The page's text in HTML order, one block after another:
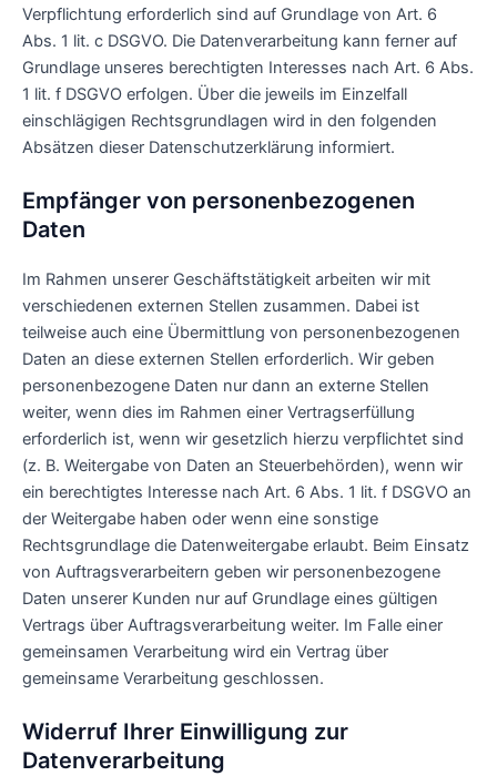
Verpflichtung erforderlich sind auf Grundlage von Art. 6
Abs. 1 lit. c DSGVO. Die Datenverarbeitung kann ferner auf
Grundlage unseres berechtigten Interesses nach Art. 6 Abs.
1 lit. f DSGVO erfolgen. Über die jeweils im Einzelfall
einschlägigen Rechtsgrundlagen wird in den folgenden
Absätzen dieser Datenschutzerklärung informiert.
Empfänger von personenbezogenen
Daten
Im Rahmen unserer Geschäftstätigkeit arbeiten wir mit
verschiedenen externen Stellen zusammen. Dabei ist
teilweise auch eine Übermittlung von personenbezogenen
Daten an diese externen Stellen erforderlich. Wir geben
personenbezogene Daten nur dann an externe Stellen
weiter, wenn dies im Rahmen einer Vertragserfüllung
erforderlich ist, wenn wir gesetzlich hierzu verpflichtet sind
(z. B. Weitergabe von Daten an Steuerbehörden), wenn wir
ein berechtigtes Interesse nach Art. 6 Abs. 1 lit. f DSGVO an
der Weitergabe haben oder wenn eine sonstige
Rechtsgrundlage die Datenweitergabe erlaubt. Beim Einsatz
von Auftragsverarbeitern geben wir personenbezogene
Daten unserer Kunden nur auf Grundlage eines gültigen
Vertrags über Auftragsverarbeitung weiter. Im Falle einer
gemeinsamen Verarbeitung wird ein Vertrag über
gemeinsame Verarbeitung geschlossen.
Widerruf Ihrer Einwilligung zur
Datenverarbeitung